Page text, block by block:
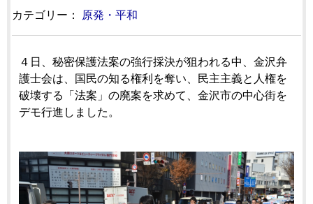
カテゴリー： 原発・平和
４日、秘密保護法案の強行採決が狙われる中、金沢弁
護士会は、国民の知る権利を奪い、民主主義と人権を
破壊する「法案」の廃案を求めて、金沢市の中心街を
デモ行進しました。